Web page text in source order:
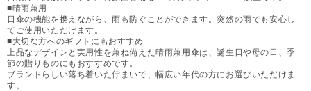
■晴雨兼用
日傘の機能を携えながら、雨も防ぐことができます。突然の雨でも安心し
てご使用いただけます。
■大切な方へのギフトにもおすすめ
上品なデザインと実用性を兼ね備えた晴雨兼用傘は、誕生日や母の日、季
節の贈りものにもおすすめです。
ブランドらしい落ち着いた佇まいで、幅広い年代の方にお選びいただけま
す。